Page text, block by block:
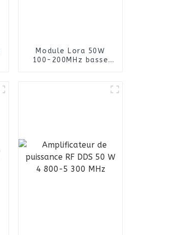
Module Lora 50W
100-200MHz basse
puissance numérique